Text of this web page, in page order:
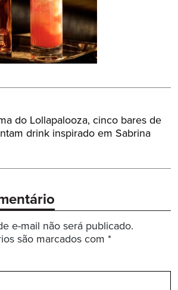
do Lollapalooza, cinco bares de
drink inspirado em Sabrina
e-mail não será publicado.
são marcados com *